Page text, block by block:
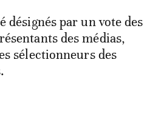
désignés par un vote des
des médias,
sélectionneurs des